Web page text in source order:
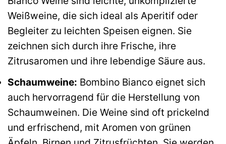
Weißweine, die sich ideal als Aperitif oder
Begleiter zu leichten Speisen eignen. Sie
zeichnen sich durch ihre Frische, ihre
Zitrusaromen und ihre lebendige Säure aus.
Schaumweine: Bombino Bianco eignet sich
auch hervorragend für die Herstellung von
Schaumweinen. Die Weine sind oft prickelnd
und erfrischend, mit Aromen von grünen